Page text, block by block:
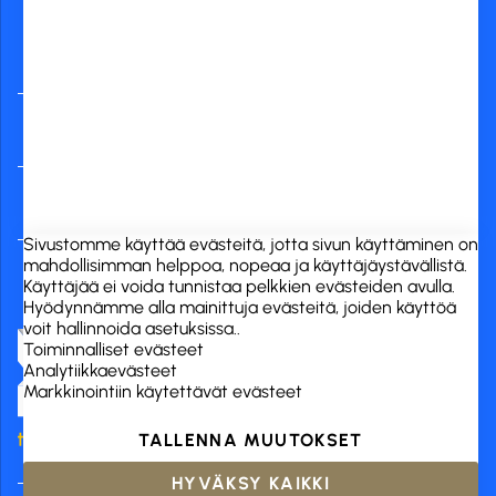
Sivustomme käyttää evästeitä, jotta sivun käyttäminen on
mahdollisimman helppoa, nopeaa ja käyttäjäystävällistä.
Käyttäjää ei voida tunnistaa pelkkien evästeiden avulla.
Hyödynnämme alla mainittuja evästeitä, joiden käyttöä
voit hallinnoida asetuksissa..
Toiminnalliset evästeet
Analytiikkaevästeet
Markkinointiin käytettävät evästeet
TALLENNA MUUTOKSET
HYVÄKSY KAIKKI